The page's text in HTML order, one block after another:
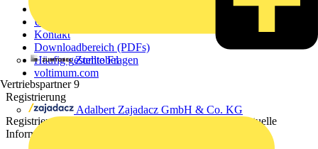
Zumtobel
Vertriebspartner 9
Adalbert Zajadacz GmbH & Co. KG
Über uns
Kontakt
Downloadbereich (PDFs)
Häufig gestellte Fragen
voltimum.com
Registrierung
Registrieren Sie sich kostenlos und erhalten Sie stets aktuelle
Informationen aus der Elektroindustrie.